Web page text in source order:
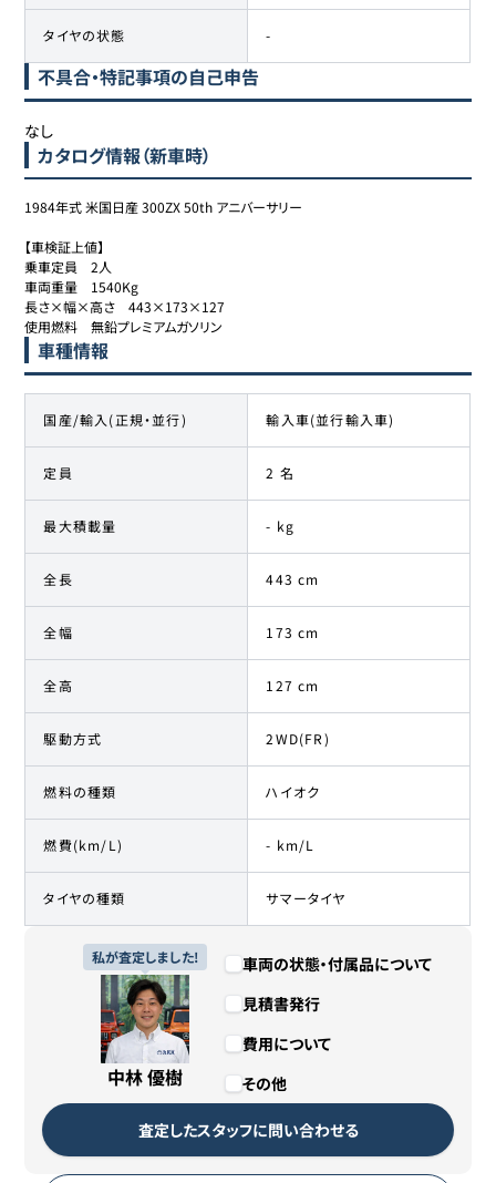
タイヤの状態 -
不具合・特記事項の自己申告
なし
カタログ情報（新車時）
1984年式 米国日産 300ZX 50th アニバーサリー
【車検証上値】
乗車定員　2人
車両重量　1540Kg
長さ×幅×高さ　443×173×127
使用燃料　無鉛プレミアムガソリン
車種情報
国産/輸入(正規・並行) 輸入車(並行輸入車)
定員 2 名
最大積載量 - kg
全長 443 cm
全幅 173 cm
全高 127 cm
駆動方式 2WD(FR)
燃料の種類 ハイオク
燃費(km/L) - km/L
タイヤの種類 サマータイヤ
私が査定しました!
中林 優樹
車両の状態・付属品について
見積書発行
費用について
その他
査定したスタッフに問い合わせる